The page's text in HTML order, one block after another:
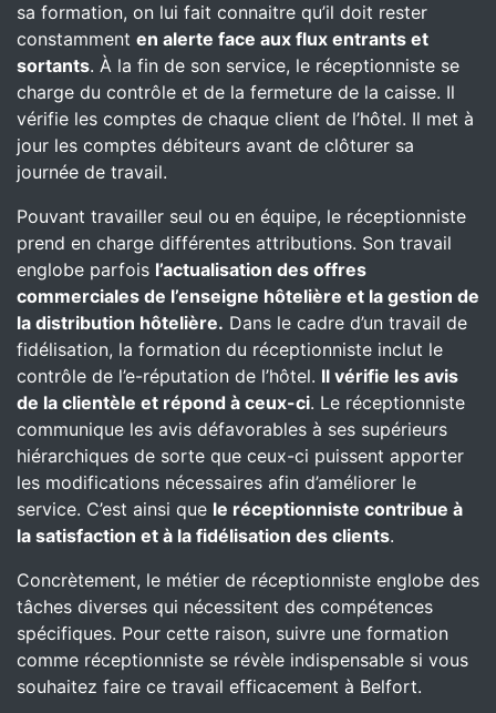
sa formation, on lui fait connaitre qu’il doit rester
constamment en alerte face aux flux entrants et
sortants. À la fin de son service, le réceptionniste se
charge du contrôle et de la fermeture de la caisse. Il
vérifie les comptes de chaque client de l’hôtel. Il met à
jour les comptes débiteurs avant de clôturer sa
journée de travail.
Pouvant travailler seul ou en équipe, le réceptionniste
prend en charge différentes attributions. Son travail
englobe parfois l’actualisation des offres
commerciales de l’enseigne hôtelière et la gestion de
la distribution hôtelière. Dans le cadre d’un travail de
fidélisation, la formation du réceptionniste inclut le
contrôle de l’e-réputation de l’hôtel. Il vérifie les avis
de la clientèle et répond à ceux-ci. Le réceptionniste
communique les avis défavorables à ses supérieurs
hiérarchiques de sorte que ceux-ci puissent apporter
les modifications nécessaires afin d’améliorer le
service. C’est ainsi que le réceptionniste contribue à
la satisfaction et à la fidélisation des clients.
Concrètement, le métier de réceptionniste englobe des
tâches diverses qui nécessitent des compétences
spécifiques. Pour cette raison, suivre une formation
comme réceptionniste se révèle indispensable si vous
souhaitez faire ce travail efficacement à Belfort.